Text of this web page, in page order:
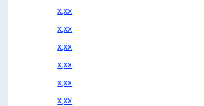
x,xx
x,xx
x,xx
x,xx
x,xx
x,xx